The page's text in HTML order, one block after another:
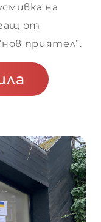
на
от
приятел”.